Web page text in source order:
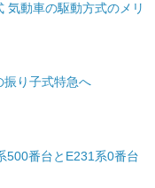
気動車の駆動方式のメリ
振り子式特急へ
500番台とE231系0番台